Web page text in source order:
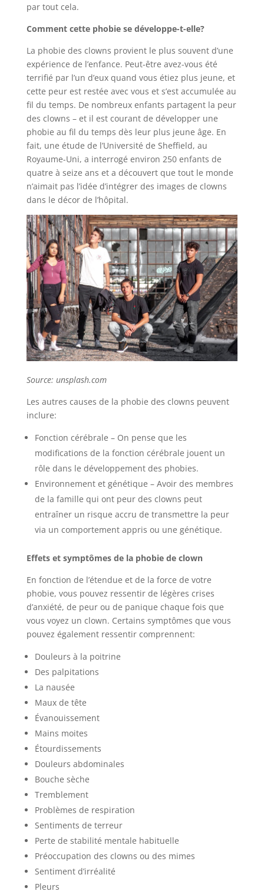
par tout cela.
Comment cette phobie se développe-t-elle?
La phobie des clowns provient le plus souvent d’une
expérience de l’enfance. Peut-être avez-vous été
terrifié par l’un d’eux quand vous étiez plus jeune, et
cette peur est restée avec vous et s’est accumulée au
fil du temps. De nombreux enfants partagent la peur
des clowns – et il est courant de développer une
phobie au fil du temps dès leur plus jeune âge. En
fait, une étude de l’Université de Sheffield, au
Royaume-Uni, a interrogé environ 250 enfants de
quatre à seize ans et a découvert que tout le monde
n’aimait pas l’idée d’intégrer des images de clowns
dans le décor de l’hôpital.
Source: unsplash.com
Les autres causes de la phobie des clowns peuvent
inclure:
Fonction cérébrale – On pense que les
modifications de la fonction cérébrale jouent un
rôle dans le développement des phobies.
Environnement et génétique – Avoir des membres
de la famille qui ont peur des clowns peut
entraîner un risque accru de transmettre la peur
via un comportement appris ou une génétique.
Effets et symptômes de la phobie de clown
En fonction de l’étendue et de la force de votre
phobie, vous pouvez ressentir de légères crises
d’anxiété, de peur ou de panique chaque fois que
vous voyez un clown. Certains symptômes que vous
pouvez également ressentir comprennent:
Douleurs à la poitrine
Des palpitations
La nausée
Maux de tête
Évanouissement
Mains moites
Étourdissements
Douleurs abdominales
Bouche sèche
Tremblement
Problèmes de respiration
Sentiments de terreur
Perte de stabilité mentale habituelle
Préoccupation des clowns ou des mimes
Sentiment d’irréalité
Pleurs